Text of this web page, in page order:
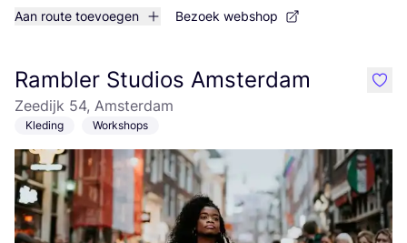
Aan route toevoegen Bezoek webshop
Rambler Studios Amsterdam
Zeedijk 54, Amsterdam
Kleding Workshops
like